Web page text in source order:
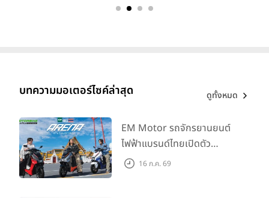
บทความมอเตอร์ไซค์ล่าสุด ดูทั้งหมด
EM Motor รถจักรยานยนต์
ไฟฟ้าแบรนด์ไทยเปิดตัว
ARENA ที่มาในราคาพิเศษ
16 ก.ค. 69